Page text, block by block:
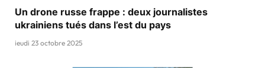
Un drone russe frappe : deux journalistes
ukrainiens tués dans l’est du pays
jeudi 23 octobre 2025